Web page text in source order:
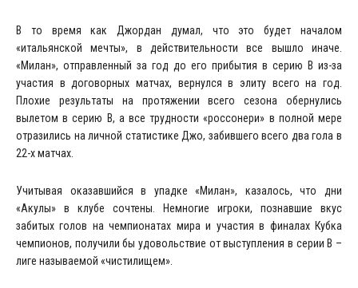
В то время как Джордан думал, что это будет началом
«итальянской мечты», в действительности все вышло иначе.
«Милан», отправленный за год до его прибытия в серию В из-за
участия в договорных матчах, вернулся в элиту всего на год.
Плохие результаты на протяжении всего сезона обернулись
вылетом в серию В, а все трудности «россонери» в полной мере
отразились на личной статистике Джо, забившего всего два гола в
22-х матчах.
Учитывая оказавшийся в упадке «Милан», казалось, что дни
«Акулы» в клубе сочтены. Немногие игроки, познавшие вкус
забитых голов на чемпионатах мира и участия в финалах Кубка
чемпионов, получили бы удовольствие от выступления в серии В –
лиге называемой «чистилищем».